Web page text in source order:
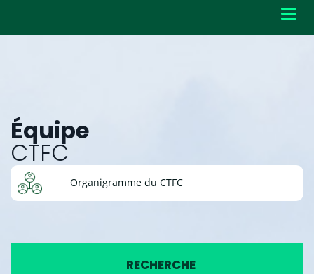
Équipe
CTFC
Organigramme du CTFC
RECHERCHE